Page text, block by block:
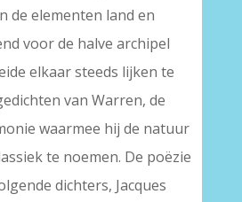
de elementen land en
voor de halve archipel
elkaar steeds lijken te
van Warren, de
waarmee hij de natuur
te noemen. De poëzie
dichters, Jacques